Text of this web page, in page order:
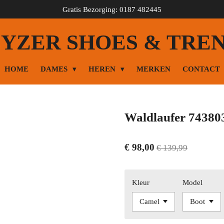
Gratis Bezorging: 0187 482445
SHOES &
HOME DAMES HEREN MERKEN CONTACT
Waldlaufer
€ 98,00 € 139,99
Kleur Model